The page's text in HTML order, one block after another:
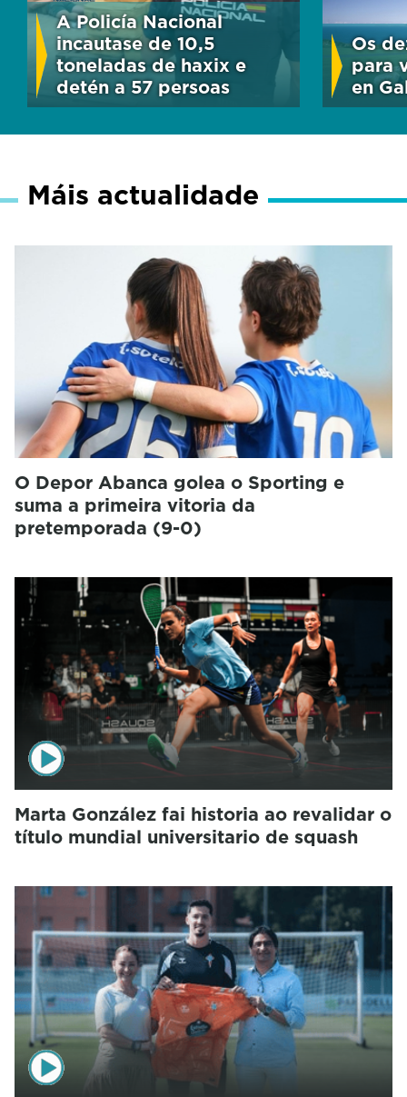
A Policía Nacional
incautase de 10,5
toneladas de haxix e
detén a 57 persoas
Os
para
en
Máis actualidade
O Depor Abanca golea o Sporting e
suma a primeira vitoria da
pretemporada (9-0)
Marta González fai historia ao revalidar o
título mundial universitario de squash